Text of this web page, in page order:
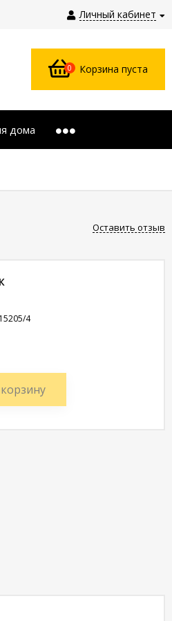
Личный кабинет
0 Корзина пуста
дома
Оставить отзыв
15205/4